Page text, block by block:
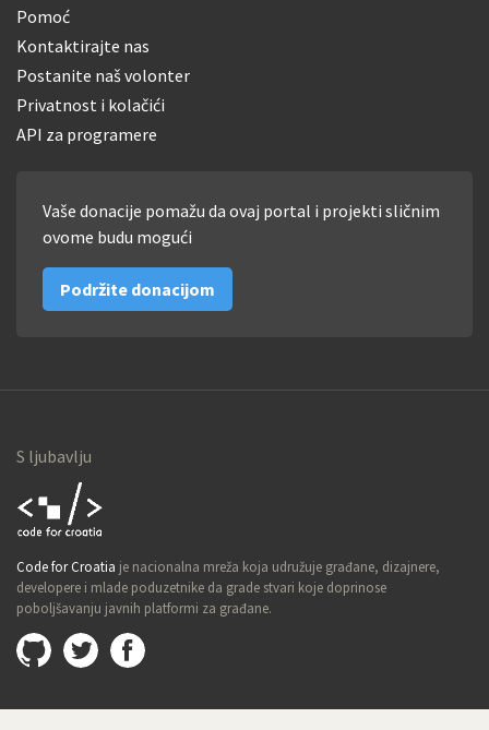
Pomoć
Kontaktirajte nas
Postanite naš volonter
Privatnost i kolačići
API za programere
Vaše donacije pomažu da ovaj portal i projekti sličnim
ovome budu mogući
Podržite donacijom
S ljubavlju
Croatia
Code for Croatia je nacionalna mreža koja udružuje građane, dizajnere,
developere i mlade poduzetnike da grade stvari koje doprinose
poboljšavanju javnih platformi za građane.